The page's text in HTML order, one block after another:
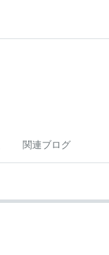
関連ブログ